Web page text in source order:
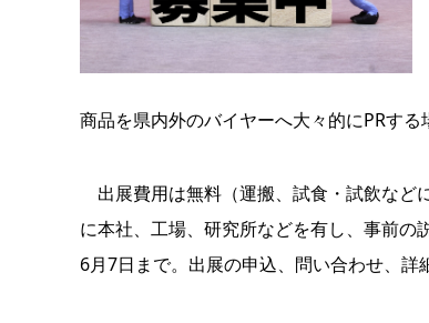
商品を県内外のバイヤーへ大々的にPRする
出展費用は無料（運搬、試食・試飲など
に本社、工場、研究所などを有し、事前
6月7日まで。出展の申込、問い合わせ、詳